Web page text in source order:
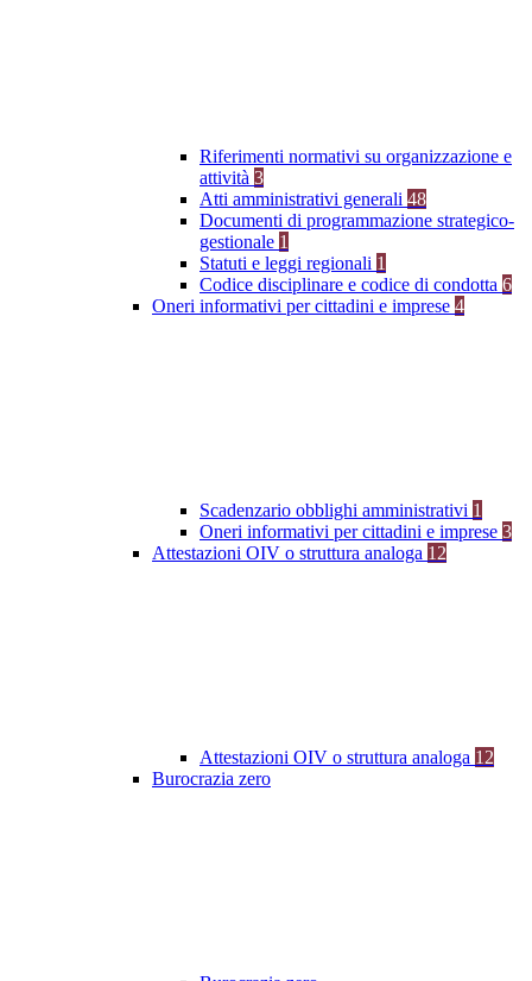
Riferimenti normativi su organizzazione e
attività 3
Atti amministrativi generali 48
Documenti di programmazione strategico-
gestionale 1
Statuti e leggi regionali 1
Codice disciplinare e codice di condotta 6
Oneri informativi per cittadini e imprese 4
Scadenzario obblighi amministrativi 1
Oneri informativi per cittadini e imprese 3
Attestazioni OIV o struttura analoga 12
Attestazioni OIV o struttura analoga 12
Burocrazia zero